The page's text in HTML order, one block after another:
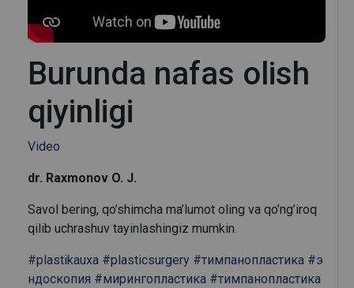
Burunda nafas olish
qiyinligi
Video
dr. Raxmonov O. J.
Savol bering, qo’shimcha ma’lumot oling va qo’ng’iroq
qilib uchrashuv tayinlashingiz mumkin.
#plastikauxa #plasticsurgery #тимпанопластика #э
ндоскопия #мирингопластика #тимпанопластика